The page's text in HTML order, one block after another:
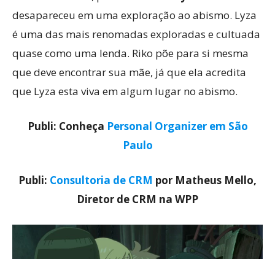
desapareceu em uma exploração ao abismo. Lyza
é uma das mais renomadas exploradas e cultuada
quase como uma lenda. Riko põe para si mesma
que deve encontrar sua mãe, já que ela acredita
que Lyza esta viva em algum lugar no abismo.
Publi: Conheça Personal Organizer em São
Paulo
Publi: Consultoria de CRM por Matheus Mello,
Diretor de CRM na WPP